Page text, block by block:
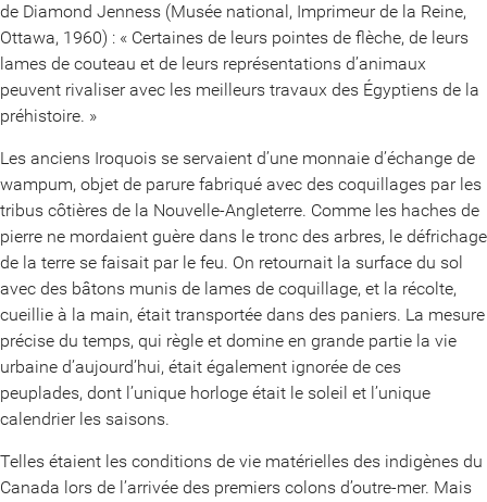
de Diamond Jenness (Musée national, Imprimeur de la Reine,
Ottawa, 1960) : « Certaines de leurs pointes de flèche, de leurs
lames de couteau et de leurs représentations d’animaux
peuvent rivaliser avec les meilleurs travaux des Égyptiens de la
préhistoire. »
Les anciens Iroquois se servaient d’une monnaie d’échange de
wampum, objet de parure fabriqué avec des coquillages par les
tribus côtières de la Nouvelle-Angleterre. Comme les haches de
pierre ne mordaient guère dans le tronc des arbres, le défrichage
de la terre se faisait par le feu. On retournait la surface du sol
avec des bâtons munis de lames de coquillage, et la récolte,
cueillie à la main, était transportée dans des paniers. La mesure
précise du temps, qui règle et domine en grande partie la vie
urbaine d’aujourd’hui, était également ignorée de ces
peuplades, dont l’unique horloge était le soleil et l’unique
calendrier les saisons.
Telles étaient les conditions de vie matérielles des indigènes du
Canada lors de l’arrivée des premiers colons d’outre-mer. Mais